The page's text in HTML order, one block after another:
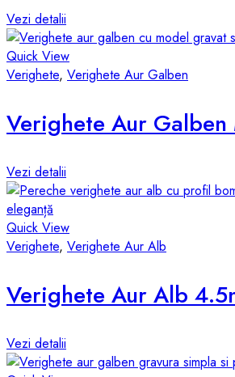
Vezi detalii
Quick View
Verighete, Verighete Aur Galben
Vezi detalii
Quick View
Verighete, Verighete Aur Alb
Vezi detalii